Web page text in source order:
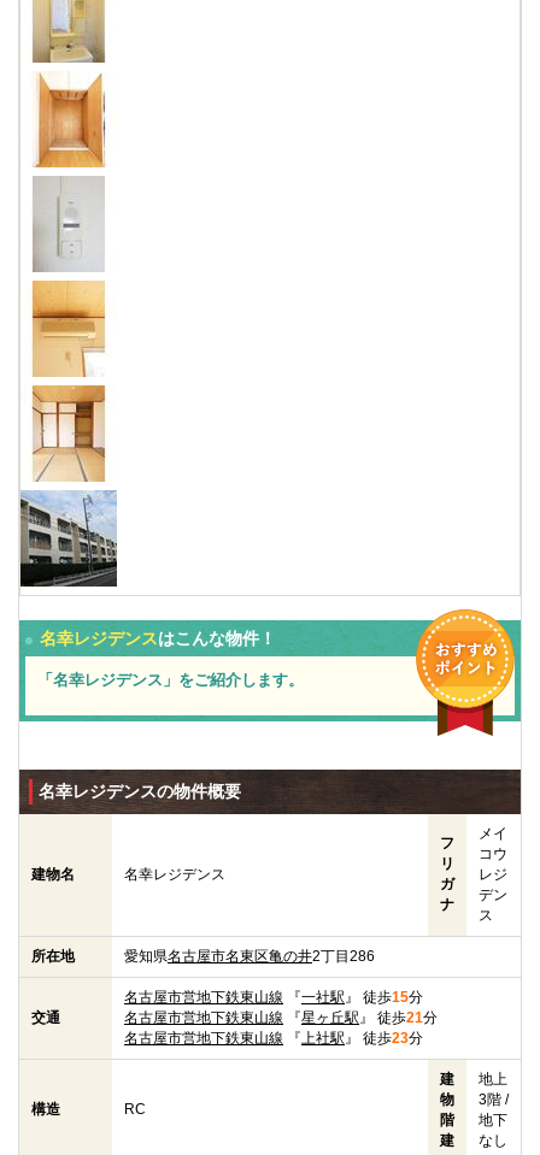
名幸レジデンスはこんな物件！
「名幸レジデンス」をご紹介します。
名幸レジデンスの物件概要
建物名 名幸レジデンス
フ
リ
ガ
ナ
メイ
コウ
レジ
デン
ス
所在地 愛知県名古屋市名東区亀の井2丁目286
交通
名古屋市営地下鉄東山線 『一社駅』 徒歩15分
名古屋市営地下鉄東山線 『星ヶ丘駅』 徒歩21分
名古屋市営地下鉄東山線 『上社駅』 徒歩23分
構造 RC
建
物
階
建
地上
3階 /
地下
なし